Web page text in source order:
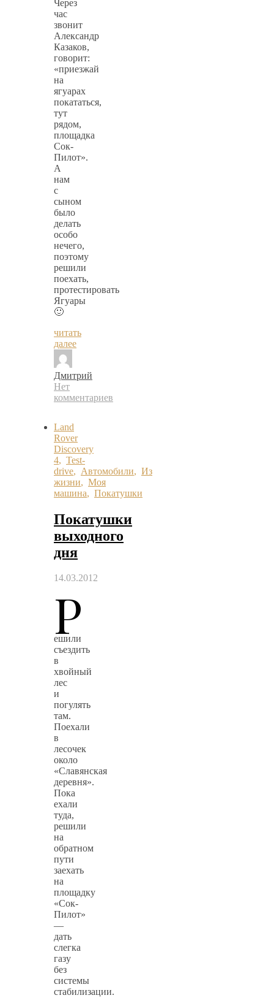
Через
час
звонит
Александр
Казаков,
говорит:
«приезжай
на
ягуарах
покататься,
тут
рядом,
площадка
Сок-
Пилот».
А
нам
с
сыном
было
делать
особо
нечего,
поэтому
решили
поехать,
протестировать
Ягуары
🙂
читать
далее
Дмитрий
Нет
комментариев
Land
Rover
Discovery
4, Test-
drive, Автомобили, Из
жизни, Моя
машина, Покатушки
Покатушки
выходного
дня
14.03.2012
Р
ешили
съездить
в
хвойный
лес
и
погулять
там.
Поехали
в
лесочек
около
«Славянская
деревня».
Пока
ехали
туда,
решили
на
обратном
пути
заехать
на
площадку
«Сок-
Пилот»
—
дать
слегка
газу
без
системы
стабилизации.